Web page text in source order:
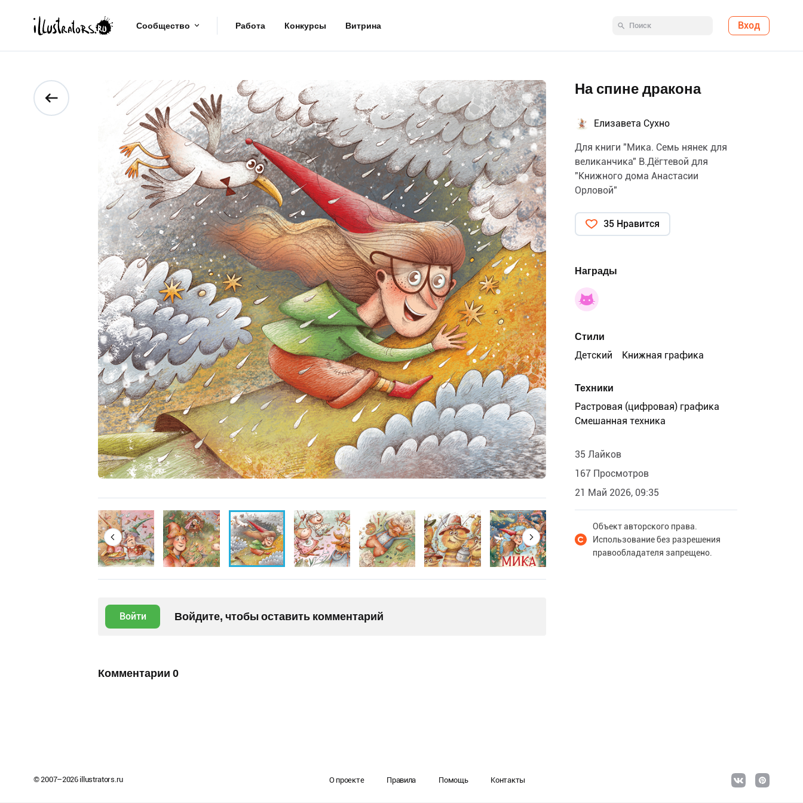
Сообщество Работа Конкурсы Витрина Вход
Войти Войдите, чтобы оставить комментарий
Комментарии 0
На спине дракона
Елизавета Сухно
Для книги "Мика. Семь нянек для
великанчика" В.Дёгтевой для
"Книжного дома Анастасии
Орловой"
35 Нравится
Награды
Стили
Детский
Книжная графика
Техники
Растровая (цифровая) графика
Смешанная техника
35 Лайков
167 Просмотров
21 Май 2026, 09:35
Объект авторского права.
Использование без разрешения
правообладателя запрещено.
© 2007–2026illustrators.ru О проекте Правила Помощь Контакты